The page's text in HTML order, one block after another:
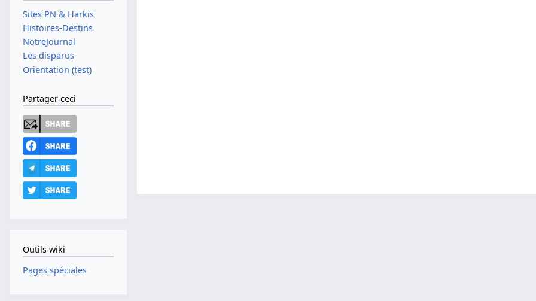
Sites PN & Harkis
Histoires-Destins
NotreJournal
Les disparus
Orientation (test)
Partager ceci
Outils wiki
Pages spéciales